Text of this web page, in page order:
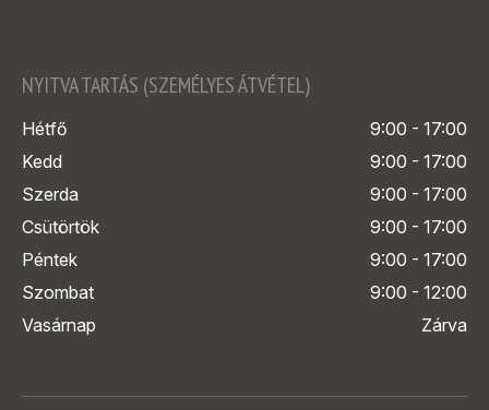
NYITVA TARTÁS (SZEMÉLYES ÁTVÉTEL)
Hétfő
9:00 - 17:00
Kedd
9:00 - 17:00
Szerda
9:00 - 17:00
Csütörtök
9:00 - 17:00
Péntek
9:00 - 17:00
Szombat
9:00 - 12:00
Vasárnap
Zárva